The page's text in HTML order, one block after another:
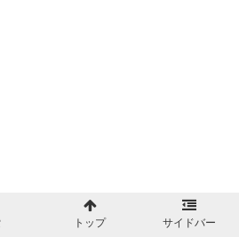
トップ サイドバー